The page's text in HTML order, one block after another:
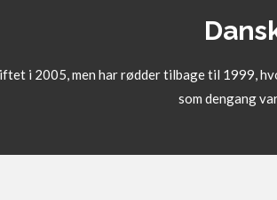
i 2005, men har rødder tilbage til 1999,
som dengang